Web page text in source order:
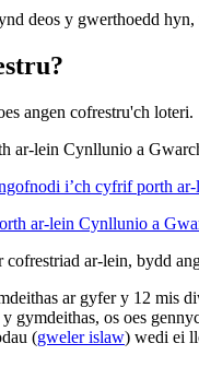
deos y gwerthoedd
angen cofrestru'ch
ar-lein Cynllunio a
i’ch cyfrif porth
ar-lein Cynllunio a
ar-lein, bydd
ar gyfer y 12 mis
gymdeithas, os oes
(gweler islaw) wedi ei